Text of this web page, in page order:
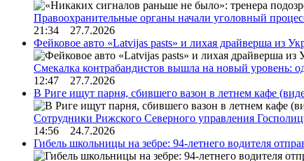
Правоохранительные органы начали уголовный
21:34 27.7.2026
Фейковое авто «Latvijas pasts» и лихая драйверша из
Смекалка контрабандистов вышла на новый уровень:
12:47 27.7.2026
В Риге ищут парня, сбившего вазон в летнем кафе
Сотрудники Рижского Северного управления
14:56 24.7.2026
Гибель школьницы на зебре: 94-летнего водителя